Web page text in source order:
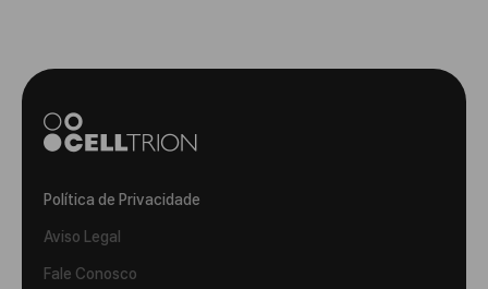
Política de Privacidade
Aviso Legal
Fale Conosco